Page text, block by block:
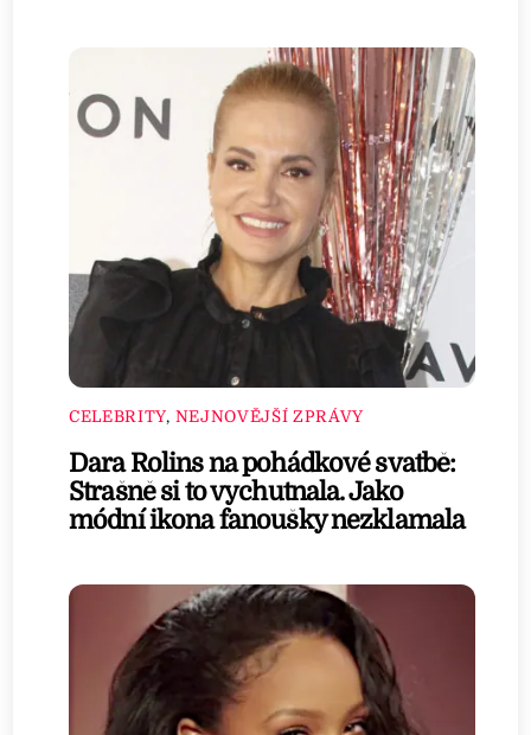
CELEBRITY, NEJNOVĚJŠÍ ZPRÁVY
Dara Rolins na pohádkové svatbě:
Strašně si to vychutnala. Jako
módní ikona fanoušky nezklamala